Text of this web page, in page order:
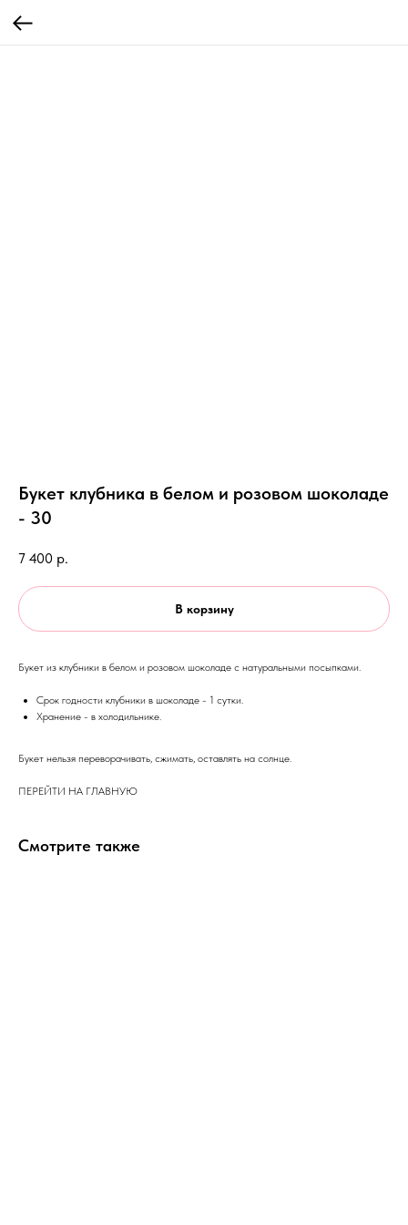
Букет клубника в белом и розовом шоколаде
- 30
7 400 р.
В корзину
Букет из клубники в белом и розовом шоколаде с натуральными посыпками.
Срок годности клубники в шоколаде - 1 сутки.
Хранение - в холодильнике.
Букет нельзя переворачивать, сжимать, оставлять на солнце.
ПЕРЕЙТИ НА ГЛАВНУЮ
Смотрите также